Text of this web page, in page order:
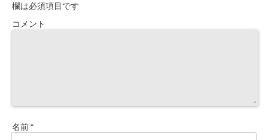
欄は必須項目です
コメント
名前*